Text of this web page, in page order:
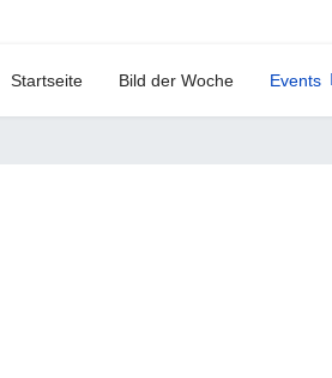
Startseite Bild der Woche Events